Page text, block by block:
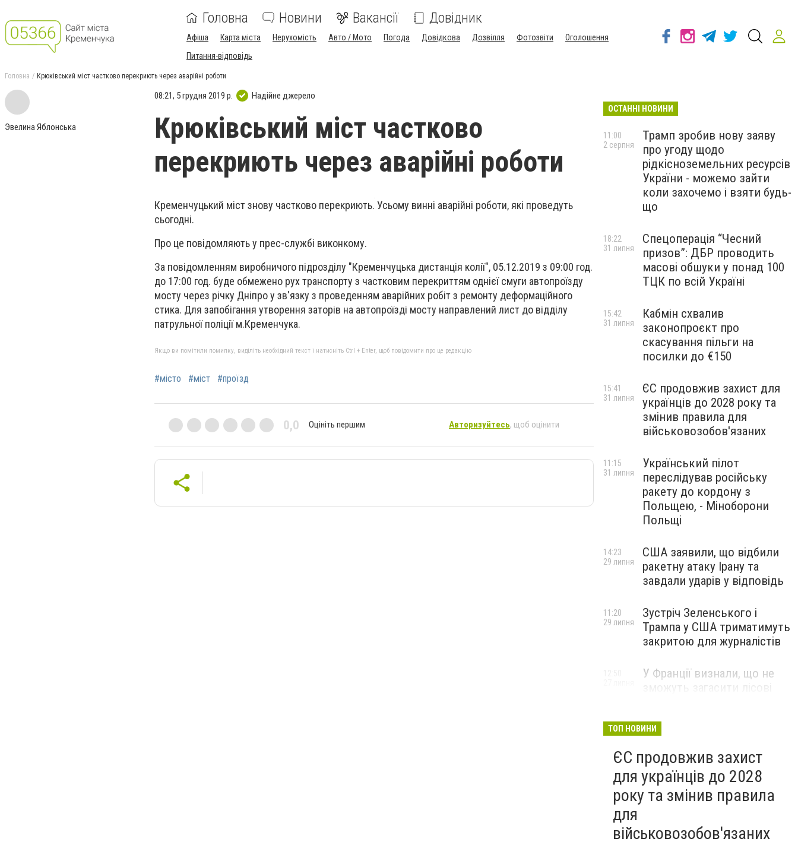
Головна Новини Вакансії Довідник
Афіша Карта міста Нерухомість Авто / Мото Погода Довідкова Дозвілля Фотозвіти
Оголошення
Питання-відповідь
Головна Крюківський міст частково перекриють через аварійні роботи
Эвелина Яблонська
08:21, 5 грудня 2019 р. Надійне джерело
Крюківський міст частково
перекриють через аварійні роботи
Кременчуцький міст знову частково перекриють. Усьому винні аварійні роботи, які проведуть
сьогодні.
Про це повідомляють у прес-службі виконкому.
За повідомленням виробничого підрозділу "Кременчуцька дистанція колії", 05.12.2019 з 09:00 год.
до 17:00 год. буде обмежено рух транспорту з частковим перекриттям однієї смуги автопроїзду
мосту через річку Дніпро у зв'язку з проведенням аварійних робіт з ремонту деформаційного
стика. Для запобігання утворення заторів на автопроїзді мосту направлений лист до відділу
патрульної поліції м.Кременчука.
Якщо ви помітили помилку, виділіть необхідний текст і натисніть Ctrl + Enter, щоб повідомити про це редакцію
#місто #міст #проїзд
0,0 Оцініть першим Авторизуйтесь, щоб оцінити
ОСТАННІ НОВИНИ
Трамп зробив нову заяву
про угоду щодо
рідкісноземельних ресурсів
України - можемо зайти
коли захочемо і взяти будь-
що
11:00
2 серпня
Спецоперація “Чесний
призов”: ДБР проводить
масові обшуки у понад 100
ТЦК по всій Україні
18:22
31 липня
Кабмін схвалив
законопроєкт про
скасування пільги на
посилки до €150
15:42
31 липня
ЄС продовжив захист для
українців до 2028 року та
змінив правила для
військовозобов'язаних
15:41
31 липня
Український пілот
переслідував російську
ракету до кордону з
Польщею, - Міноборони
Польщі
11:15
31 липня
США заявили, що відбили
ракетну атаку Ірану та
завдали ударів у відповідь
14:23
29 липня
Зустріч Зеленського і
Трампа у США триматимуть
закритою для журналістів
11:20
29 липня
У Франції визнали, що не
ТОП НОВИНИ
ЄС продовжив захист
для українців до 2028
року та змінив правила
для
військовозобов'язаних